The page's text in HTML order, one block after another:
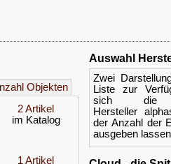
Objekten
2 Artikel
im Katalog
1 Artikel
Auswahl
Zwei
Liste zur
sich die
Hersteller
der Anzahl der
ausgeben